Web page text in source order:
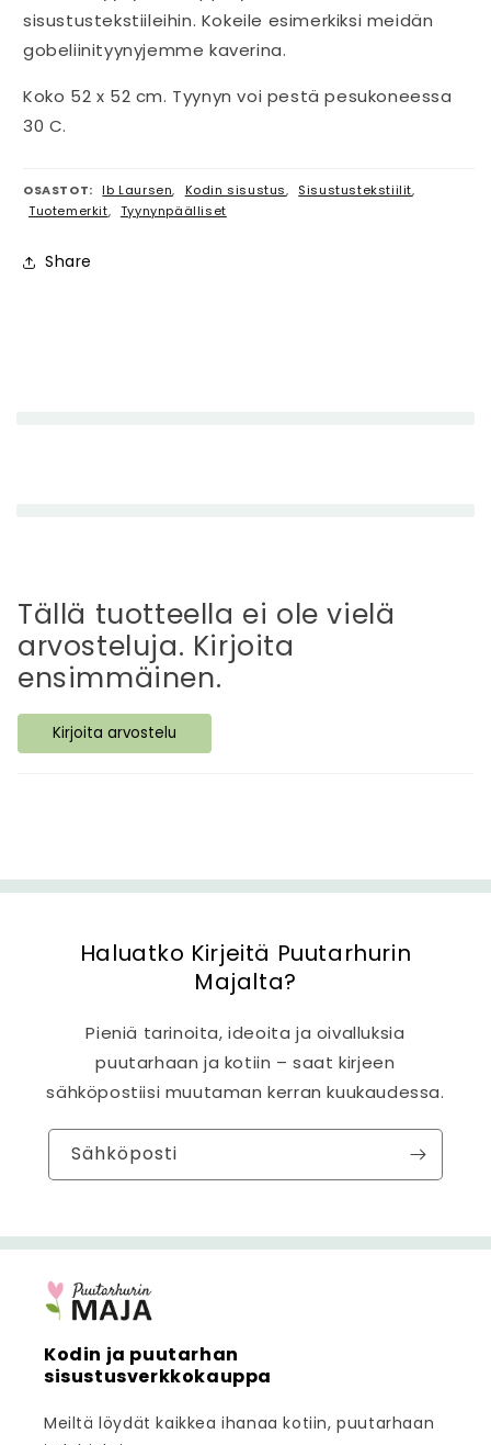
sisustustekstiileihin. Kokeile esimerkiksi meidän
gobeliinityynyjemme kaverina.
Koko 52 x 52 cm. Tyynyn voi pestä pesukoneessa
30 C.
OSASTOT: Ib Laursen, Kodin sisustus, Sisustustekstiilit,
Tuotemerkit, Tyynynpäälliset
Share
t
ä
v
ä
s
i
ö
Tällä tuotteella ei ole vielä
arvosteluja. Kirjoita
ensimmäinen.
Kirjoita arvostelu
Haluatko Kirjeitä Puutarhurin
Majalta?
Pieniä tarinoita, ideoita ja oivalluksia
puutarhaan ja kotiin – saat kirjeen
sähköpostiisi muutaman kerran kuukaudessa.
Sähköposti
Kodin ja puutarhan
sisustusverkkokauppa
Meiltä löydät kaikkea ihanaa kotiin, puutarhaan